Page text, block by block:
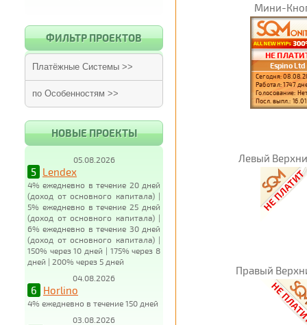
ФИЛЬТР ПРОЕКТОВ
Платёжные Системы >>
по Особенностям >>
НОВЫЕ ПРОЕКТЫ
05.08.2026
5 Lendex
4% ежедневно в течение 20 дней
(доход от основного капитала) |
5% ежедневно в течение 25 дней
(доход от основного капитала) |
6% ежедневно в течение 30 дней
(доход от основного капитала) |
150% через 10 дней | 175% через 8
дней | 200% через 5 дней
04.08.2026
6 Horlino
4% ежедневно в течение 150 дней
03.08.2026
Мини-
Левый
Правый